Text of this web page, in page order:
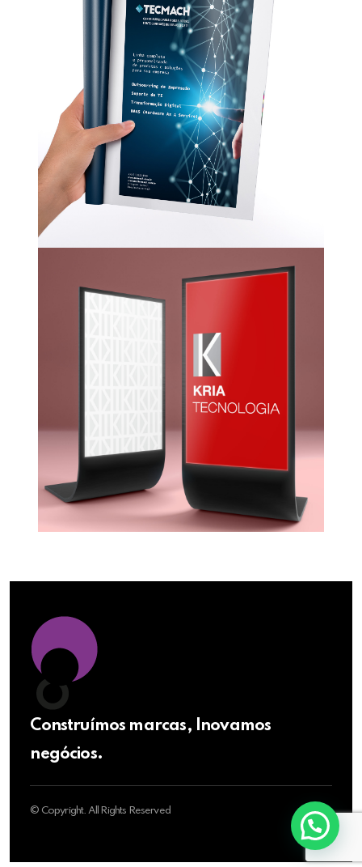
Construímos marcas, Inovamos
negócios.
© Copyright. All Rights Reserved